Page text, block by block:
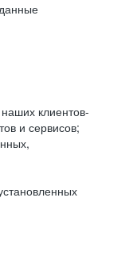
клиентов-
и сервисов;